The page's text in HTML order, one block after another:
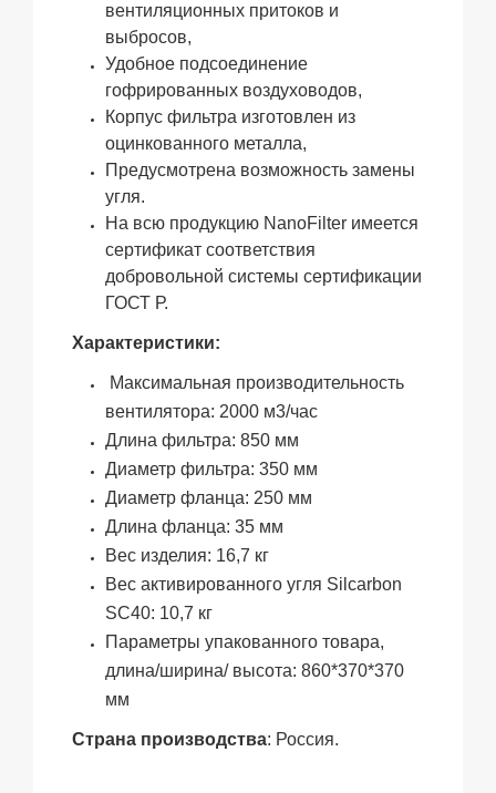
вентиляционных притоков и
выбросов,
Удобное подсоединение
гофрированных воздуховодов,
Корпус фильтра изготовлен из
оцинкованного металла,
Предусмотрена возможность замены
угля.
На всю продукцию NanoFilter имеется
сертификат соответствия
добровольной системы сертификации
ГОСТ Р.
Характеристики:
Максимальная производительность
вентилятора: 2000 м3/час
Длина фильтра: 850 мм
Диаметр фильтра: 350 мм
Диаметр фланца: 250 мм
Длина фланца: 35 мм
Вес изделия: 16,7 кг
Вес активированного угля Silcarbon
SC40: 10,7 кг
Параметры упакованного товара,
длина/ширина/ высота: 860*370*370
мм
Страна производства: Россия.